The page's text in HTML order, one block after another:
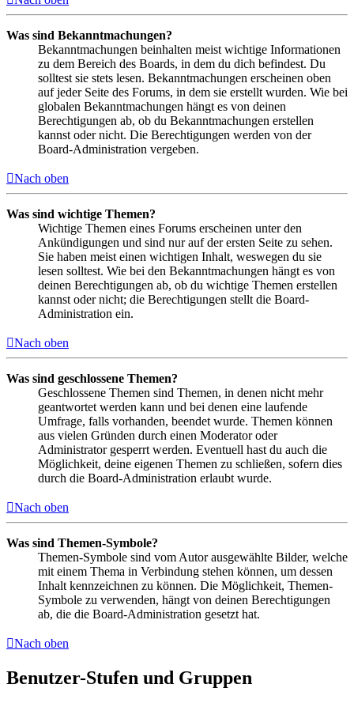
Was sind Bekanntmachungen?
Bekanntmachungen beinhalten meist wichtige Informationen
zu dem Bereich des Boards, in dem du dich befindest. Du
solltest sie stets lesen. Bekanntmachungen erscheinen oben
auf jeder Seite des Forums, in dem sie erstellt wurden. Wie bei
globalen Bekanntmachungen hängt es von deinen
Berechtigungen ab, ob du Bekanntmachungen erstellen
kannst oder nicht. Die Berechtigungen werden von der
Board-Administration vergeben.
Nach oben
Was sind wichtige Themen?
Wichtige Themen eines Forums erscheinen unter den
Ankündigungen und sind nur auf der ersten Seite zu sehen.
Sie haben meist einen wichtigen Inhalt, weswegen du sie
lesen solltest. Wie bei den Bekanntmachungen hängt es von
deinen Berechtigungen ab, ob du wichtige Themen erstellen
kannst oder nicht; die Berechtigungen stellt die Board-
Administration ein.
Nach oben
Was sind geschlossene Themen?
Geschlossene Themen sind Themen, in denen nicht mehr
geantwortet werden kann und bei denen eine laufende
Umfrage, falls vorhanden, beendet wurde. Themen können
aus vielen Gründen durch einen Moderator oder
Administrator gesperrt werden. Eventuell hast du auch die
Möglichkeit, deine eigenen Themen zu schließen, sofern dies
durch die Board-Administration erlaubt wurde.
Nach oben
Was sind Themen-Symbole?
Themen-Symbole sind vom Autor ausgewählte Bilder, welche
mit einem Thema in Verbindung stehen können, um dessen
Inhalt kennzeichnen zu können. Die Möglichkeit, Themen-
Symbole zu verwenden, hängt von deinen Berechtigungen
ab, die die Board-Administration gesetzt hat.
Nach oben
Benutzer-Stufen und Gruppen